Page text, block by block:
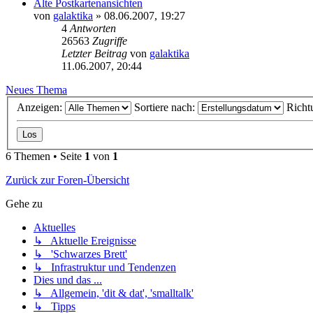
Alte Postkartenansichten
von galaktika » 08.06.2007, 19:27
4 Antworten
26563 Zugriffe
Letzter Beitrag von galaktika
11.06.2007, 20:44
Neues Thema
Anzeigen:
Sortiere nach:
6 Themen • Seite 1 von 1
Zurück zur Foren-Übersicht
Gehe zu
Aktuelles
↳ Aktuelle Ereignisse
↳ 'Schwarzes Brett'
↳ Infrastruktur und Tendenzen
Dies und das ...
↳ Allgemein, 'dit & dat', 'smalltalk'
↳ Tipps